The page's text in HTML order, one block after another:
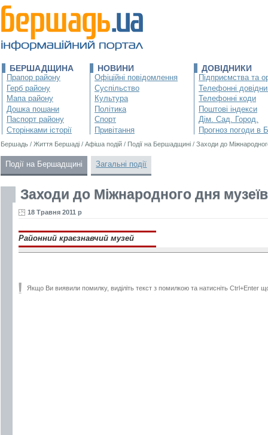
БЕРШАДЩИНА
Прапор району
Герб району
Мапа району
Дошка пошани
Паспорт району
Сторінками історії
НОВИНИ
Офіційні повідомлення
Суспільство
Культура
Політика
Спорт
Привітання
ДОВІДНИКИ
Підприємства та
Телефонні
Телефонні коди
Поштові індекси
Дім. Сад. Город.
Прогноз погоди в
Бершадь / Життя Бершаді / Афіша подій / Події на Бершадщині / Заходи до
Події на Бершадщині Загальні події
Заходи до Міжнародного дня музеїв
18 Травня 2011 р
Районний краєзнавчий музей
Якщо Ви виявили помилку, виділіть текст з помилкою та натисніть Ctrl+Enter